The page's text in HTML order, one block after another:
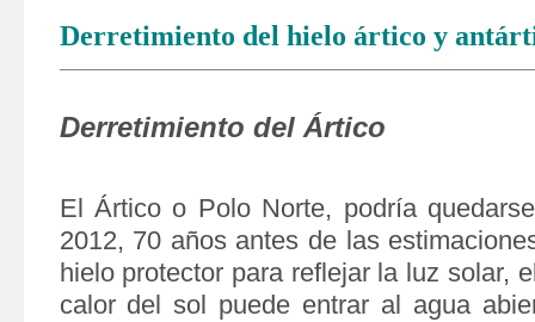
Derretimiento del hielo ártico y
Derretimiento del Ártico
El Ártico o Polo Norte, podría
2012, 70 años antes de las
hielo protector para reflejar la luz solar,
calor del sol puede entrar al agua